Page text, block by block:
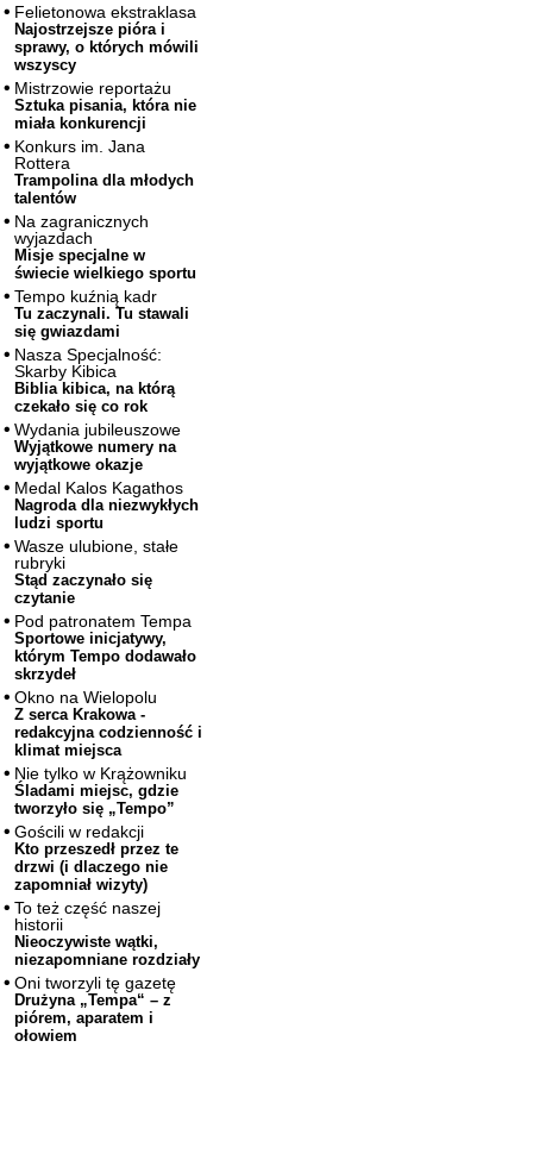
Felietonowa ekstraklasa
Najostrzejsze pióra i
sprawy, o których mówili
wszyscy
Mistrzowie reportażu
Sztuka pisania, która nie
miała konkurencji
Konkurs im. Jana
Rottera
Trampolina dla młodych
talentów
Na zagranicznych
wyjazdach
Misje specjalne w
świecie wielkiego sportu
Tempo kuźnią kadr
Tu zaczynali. Tu stawali
się gwiazdami
Nasza Specjalność:
Skarby Kibica
Biblia kibica, na którą
czekało się co rok
Wydania jubileuszowe
Wyjątkowe numery na
wyjątkowe okazje
Medal Kalos Kagathos
Nagroda dla niezwykłych
ludzi sportu
Wasze ulubione, stałe
rubryki
Stąd zaczynało się
czytanie
Pod patronatem Tempa
Sportowe inicjatywy,
którym Tempo dodawało
skrzydeł
Okno na Wielopolu
Z serca Krakowa -
redakcyjna codzienność i
klimat miejsca
Nie tylko w Krążowniku
Śladami miejsc, gdzie
tworzyło się „Tempo”
Gościli w redakcji
Kto przeszedł przez te
drzwi (i dlaczego nie
zapomniał wizyty)
To też część naszej
historii
Nieoczywiste wątki,
niezapomniane rozdziały
Oni tworzyli tę gazetę
Drużyna „Tempa“ – z
piórem, aparatem i
ołowiem